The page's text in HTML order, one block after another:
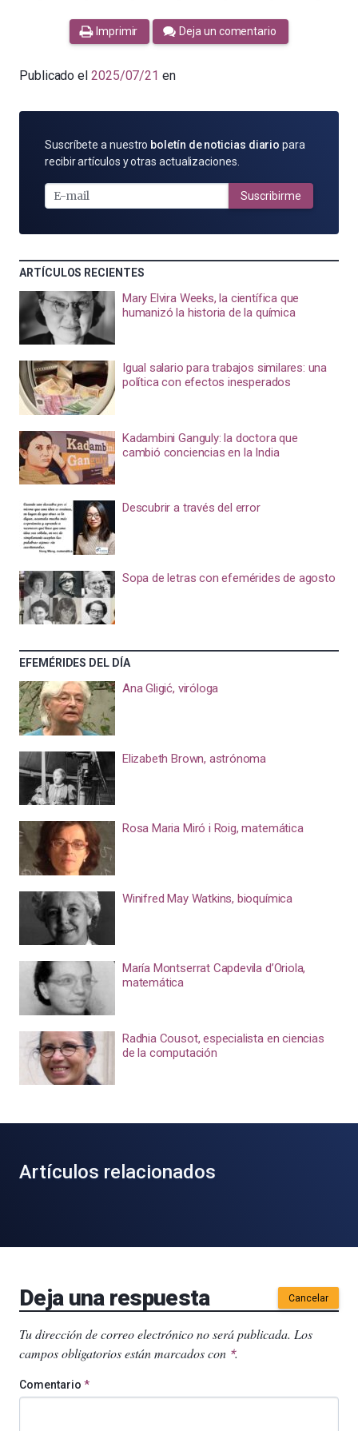
Imprimir Deja un comentario
Publicado el 2025/07/21 en
SUSCRÍBETE
POR
MAIL
Suscríbete a nuestro boletín de noticias diario para
recibir artículos y otras actualizaciones.
Suscribirme
ARTÍCULOS RECIENTES
Mary Elvira Weeks, la científica que
humanizó la historia de la química
Igual salario para trabajos similares: una
política con efectos inesperados
Kadambini Ganguly: la doctora que
cambió conciencias en la India
Descubrir a través del error
Sopa de letras con efemérides de agosto
EFEMÉRIDES DEL DÍA
Ana Gligić, viróloga
Elizabeth Brown, astrónoma
Rosa Maria Miró i Roig, matemática
Winifred May Watkins, bioquímica
María Montserrat Capdevila d’Oriola,
matemática
Radhia Cousot, especialista en ciencias
de la computación
Artículos relacionados
Deja una respuesta Cancelar
Tu dirección de correo electrónico no será publicada. Los
campos obligatorios están marcados con *.
Comentario *